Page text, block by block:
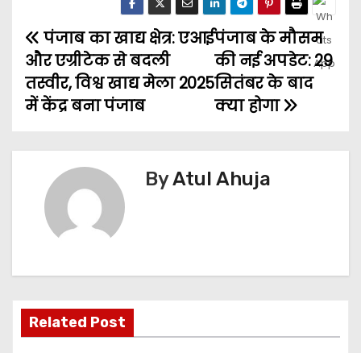
पंजाब के मौसम
की नई अपडेट: 29
सितंबर के बाद
क्या होगा
पंजाब का खाद्य क्षेत्र: एआई
और एग्रीटेक से बदली
तस्वीर, विश्व खाद्य मेला 2025
में केंद्र बना पंजाब
ByAtul Ahuja
Related Post